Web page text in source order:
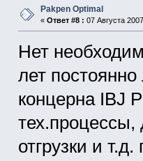
Pakpen Optimal
« Ответ #8 : 07 Августа
Нет
лет
концерна IBJ
отгрузки и